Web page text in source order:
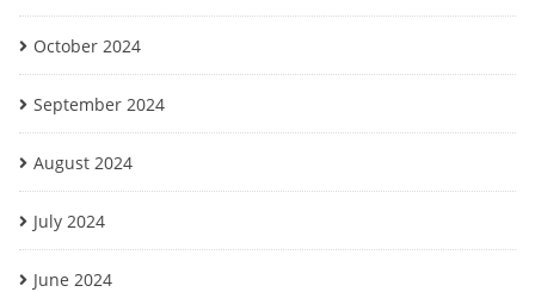
October 2024
September 2024
August 2024
July 2024
June 2024